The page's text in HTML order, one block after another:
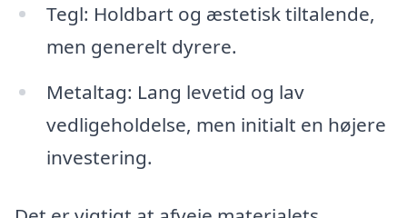
Tegl: Holdbart og æstetisk tiltalende,
men generelt dyrere.
Metaltag: Lang levetid og lav
vedligeholdelse, men initialt en højere
investering.